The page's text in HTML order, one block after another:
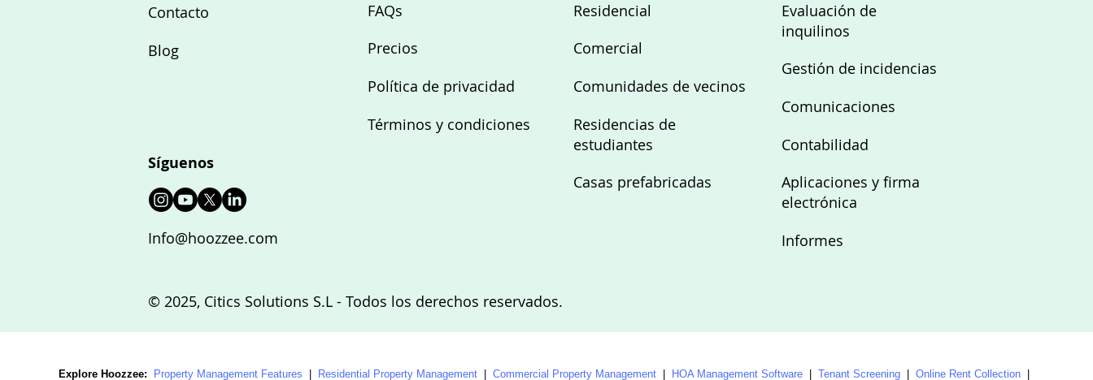
Explore Hoozzee: Property Management Features Residential Property Management Commercial Property Management HOA Management Software Tenant Screening Online Rent Collection
Contacto
Blog
Síguenos
Info@hoozzee.com
FAQs
Precios
Política de privacidad
Términos y condiciones
Residencial
Comercial
Comunidades de vecinos
Residencias de
estudiantes
Casas prefabricadas
Evaluación de
inquilinos
Gestión de incidencias
Comunicaciones
Contabilidad
Aplicaciones y firma
electrónica
Informes
© 2025, Citics Solutions S.L - Todos los derechos reservados.